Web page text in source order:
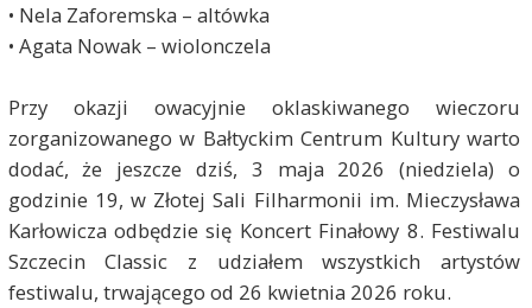
• Nela Zaforemska – altówka
• Agata Nowak – wiolonczela
Przy okazji owacyjnie oklaskiwanego wieczoru
zorganizowanego w Bałtyckim Centrum Kultury warto
dodać, że jeszcze dziś, 3 maja 2026 (niedziela) o
godzinie 19, w Złotej Sali Filharmonii im. Mieczysława
Karłowicza odbędzie się Koncert Finałowy 8. Festiwalu
Szczecin Classic z udziałem wszystkich artystów
festiwalu, trwającego od 26 kwietnia 2026 roku.